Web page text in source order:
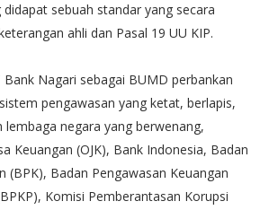
sebuah standar yang secara
ahli dan Pasal 19 UU KIP.
Nagari sebagai BUMD perbankan
pengawasan yang ketat, berlapis,
negara yang berwenang,
Keuangan (OJK), Bank Indonesia, Badan
(BPK), Badan Pengawasan Keuangan
Komisi Pemberantasan Korupsi